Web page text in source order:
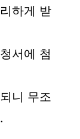
하게 받
서에 첨
니 무조